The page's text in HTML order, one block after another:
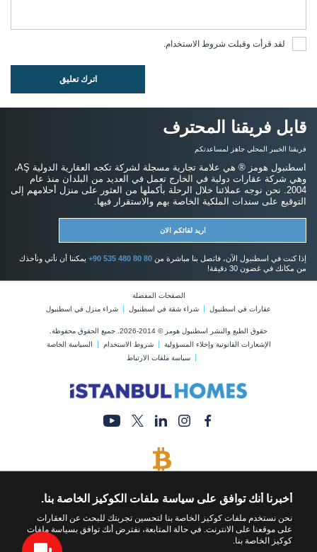
لقد قرأت وقبلت شروط الاستخدام.
اترك تعليق
قابل فريقنا المحترف
فريقنا الخبير المحلي جاهز لمساعدتكم
اسطنبول هومز ® هي علامة تجارية مسجلة لشركة تكجه العقارية الدولية AŞ،
وهي شركة عقارات دولية في الخارج تعمل في العديد من البلدان منذ عام
2004. نحن نوجه عملائنا خلال الرحلة بأكملها من العثور على منزل أحلامهم إلى
التوقيع على سندات الملكية الخاصة بهم والاستقرار فيها.
اريد لقائكم الان
إذا كنت في اسطنبول الآن، فاتصل بنا مباشرة من +90 535 480 80 80 يمكننا أن نأتي ونأخذك
من مكانك في غضون 30 دقيقة!
الصفحات المفضلة
عقارات في اسطنبول
شراء شقة في اسطنبول شراء منزل في اسطنبول
حقوق الطبع والنشر اسطنبول هومز © 2014-2026. جميع الحقوق محفوظة.
الإشعارات القانونية وإخلاء المسؤولية
شروط الاستخدام
السياسة الخاصة
سياسة ملفات الارتباط
قم بشراء أي عقار عن طريق الدفع بالبيتكوين
أخبرنا أنك توافق على سياسة ملفات الكوكيز الخاصة بنا.
نحن نستخدم ملفات كوكيز الخاصة بنا لتحسين تجربتك للبحث عن العقارات
على موقعنا على الانترنت. في حالة المتابعة، نفترض أنك توافق بسياسة ملفات
كوكيز الخاصة بنا.